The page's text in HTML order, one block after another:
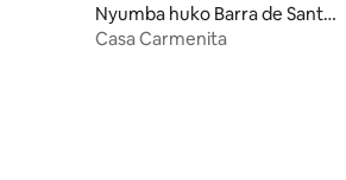
Nyumba huko Barra de Santia
go
Casa Carmenita